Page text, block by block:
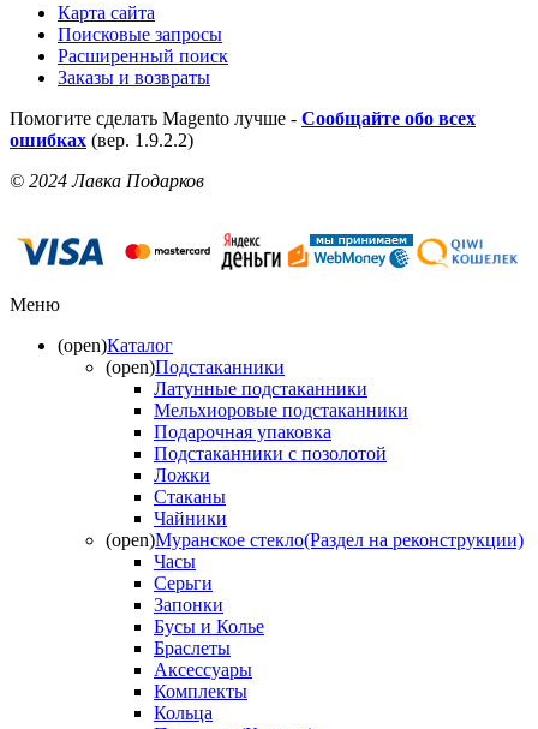
Карта сайта
Поисковые запросы
Расширенный поиск
Заказы и возвраты
Помогите сделать Magento лучше - Сообщайте обо всех
ошибках (вер. 1.9.2.2)
© 2024 Лавка Подарков
Меню
(open)Каталог
(open)Подстаканники
Латунные подстаканники
Мельхиоровые подстаканники
Подарочная упаковка
Подстаканники с позолотой
Ложки
Стаканы
Чайники
(open)Муранское стекло(Раздел на реконструкции)
Часы
Серьги
Запонки
Бусы и Колье
Браслеты
Аксессуары
Комплекты
Кольца